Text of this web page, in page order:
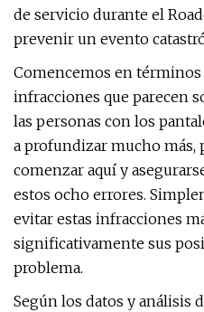
de servicio durante el
prevenir un evento
Comencemos en términos
infracciones que parecen
las personas con los
a profundizar mucho
comenzar aquí y
estos ocho errores.
evitar estas infracciones
significativamente sus
problema.
Según los datos y análisis